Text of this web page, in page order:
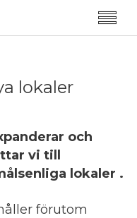
lokaler
och
vi till
lokaler .
förutom